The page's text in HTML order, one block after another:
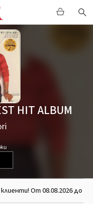
HIT ALBUM
От 08.08.2026 до